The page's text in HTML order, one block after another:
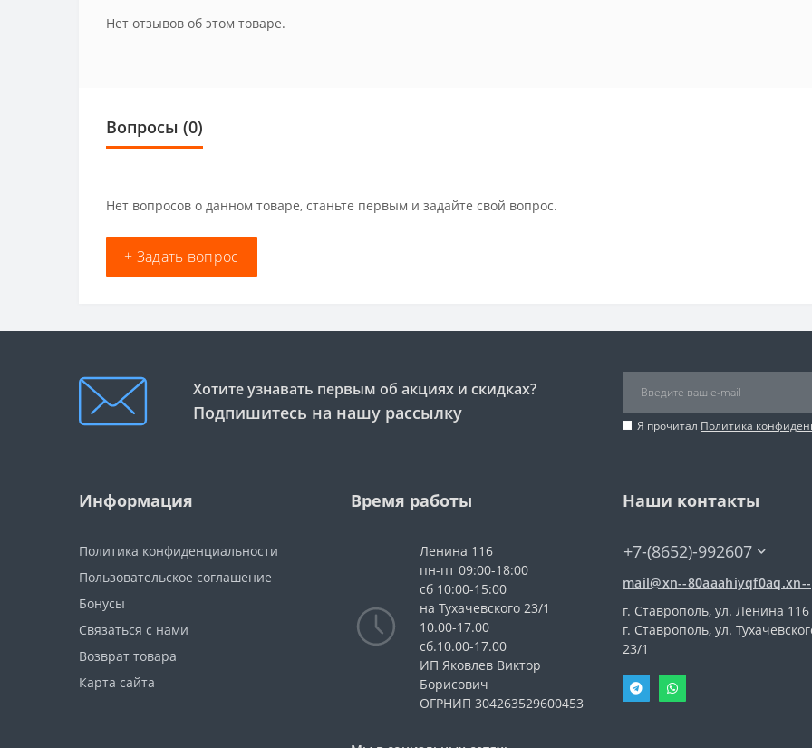
Нет отзывов об этом товаре.
Вопросы (0)
Нет вопросов о данном товаре, станьте первым и задайте свой вопрос.
+ Задать вопрос
Хотите узнавать первым об акциях и скидках?
Подпишитесь на нашу рассылку
Я прочитал Политика
Информация
Политика конфиденциальности
Пользовательское соглашение
Бонусы
Связаться с нами
Возврат товара
Карта сайта
Время работы
Ленина 116
пн-пт 09:00-18:00
сб 10:00-15:00
на Тухачевского 23/1
10.00-17.00
сб.10.00-17.00
ИП Яковлев Виктор
Борисович
ОГРНИП 304263529600453
Наши контакты
+7-(8652)-992607
mail@xn--
г. Ставрополь, ул. Ленина 116
г. Ставрополь, ул.
23/1